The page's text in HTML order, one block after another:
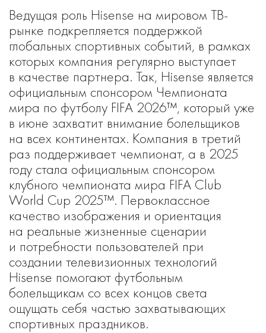
Ведущая роль Hisense на мировом ТВ-
рынке подкрепляется поддержкой
глобальных спортивных событий, в рамках
которых компания регулярно выступает
в качестве партнера. Так, Hisense является
официальным спонсором Чемпионата
мира по футболу FIFA 2026™, который уже
в июне захватит внимание болельщиков
на всех континентах. Компания в третий
раз поддерживает чемпионат, а в 2025
году стала официальным спонсором
клубного чемпионата мира FIFA Club
World Cup 2025™. Первоклассное
качество изображения и ориентация
на реальные жизненные сценарии
и потребности пользователей при
создании телевизионных технологий
Hisense помогают футбольным
болельщикам со всех концов света
ощущать себя частью захватывающих
спортивных праздников.